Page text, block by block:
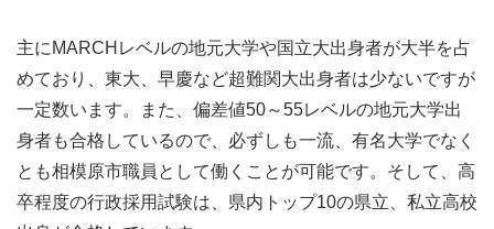
主にMARCHレベルの地元大学や国立大出身者が大半を占
めており、東大、早慶など超難関大出身者は少ないですが
一定数います。また、偏差値50～55レベルの地元大学出
身者も合格しているので、必ずしも一流、有名大学でなく
とも相模原市職員として働くことが可能です。そして、高
卒程度の行政採用試験は、県内トップ10の県立、私立高校